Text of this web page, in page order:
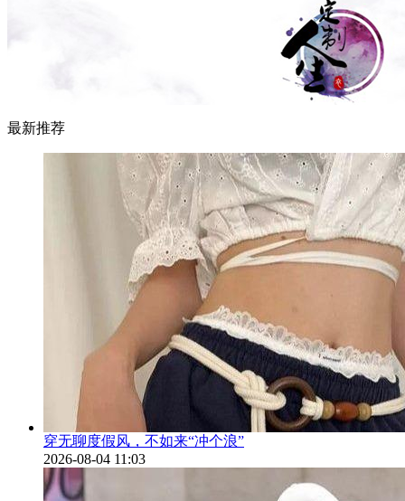
最新推荐
穿无聊度假风，不如来“冲个浪”
2026-08-04 11:03